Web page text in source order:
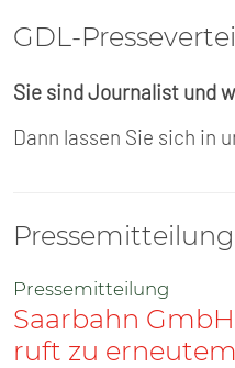
GDL-
Sie sind Journalist und
Dann lassen Sie sich in
Pressemitteilung
Saarbahn
ruft zu